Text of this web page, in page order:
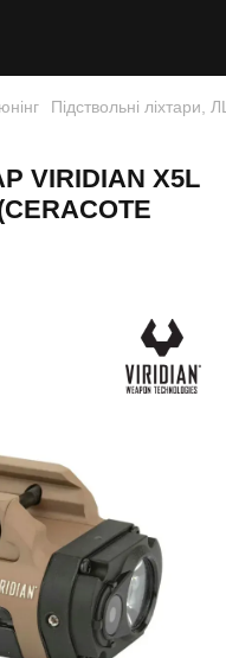
Підствольні ліхтари,
VIRIDIAN X5L